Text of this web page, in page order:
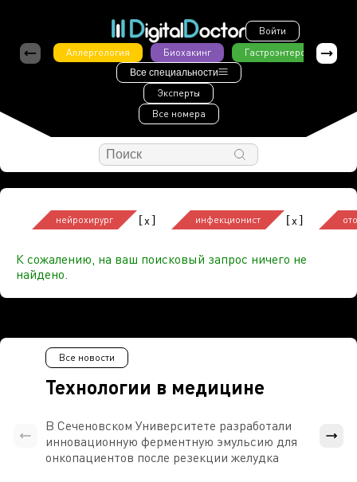
Войти
Аллергология
Биохакинг Гастроэнтерология
Все специальности
Эксперты
Все номера
нейрохирург [x] инфекционист [x]
К сожалению, на ваш поисковый запрос ничего не
найдено.
Технологии в медицине
Все новости
В Сеченовском Университете разработали
инновационную ферментную эмульсию для
онкопациентов после резекции желудка